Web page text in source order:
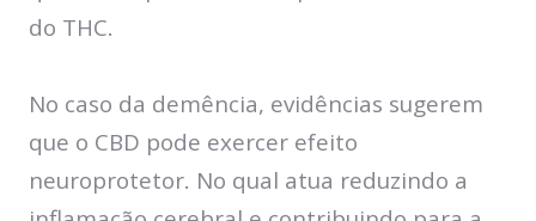
do THC.
No caso da demência, evidências sugerem
que o CBD pode exercer efeito
neuroprotetor. No qual atua reduzindo a